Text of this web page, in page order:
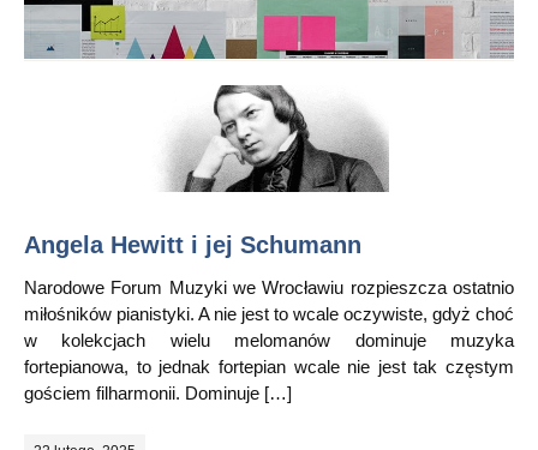
Angela Hewitt i jej Schumann
Narodowe Forum Muzyki we Wrocławiu rozpieszcza ostatnio
miłośników pianistyki. A nie jest to wcale oczywiste, gdyż choć
w kolekcjach wielu melomanów dominuje muzyka
fortepianowa, to jednak fortepian wcale nie jest tak częstym
gościem filharmonii. Dominuje […]